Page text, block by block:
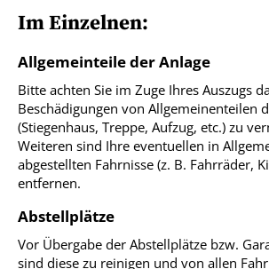
Im Einzelnen:
Allgemeinteile der Anlage
Bitte achten Sie im Zuge Ihres Auszugs
Beschädigungen von Allgemeinenteilen
(Stiegenhaus, Treppe, Aufzug, etc.) zu
Weiteren sind Ihre eventuellen in
abgestellten Fahrnisse (z. B. Fahrräder,
entfernen.
Abstellplätze
Vor Übergabe der Abstellplätze bzw.
sind diese zu reinigen und von allen